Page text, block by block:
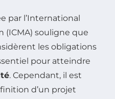
par l’International
(ICMA) souligne que
les obligations
pour atteindre
. Cependant, il est
d’un projet